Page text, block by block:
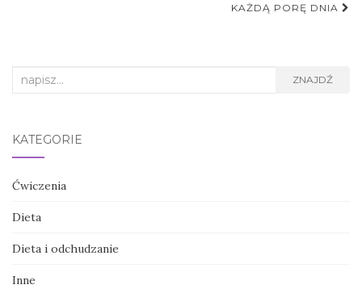
KAŻDĄ PORĘ DNIA
Search
ZNAJDŹ
KATEGORIE
Ćwiczenia
Dieta
Dieta i odchudzanie
Inne